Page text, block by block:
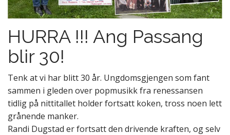
HURRA !!! Ang Passang
blir 30!
Tenk at vi har blitt 30 år. Ungdomsgjengen som fant
sammen i gleden over popmusikk fra renessansen
tidlig på nittitallet holder fortsatt koken, tross noen lett
grånende manker.
Randi Dugstad er fortsatt den drivende kraften, og selv